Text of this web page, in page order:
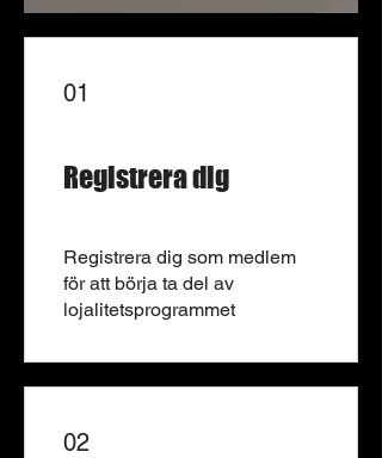
01
Registrera dig
Registrera dig som medlem
för att börja ta del av
lojalitetsprogrammet
02